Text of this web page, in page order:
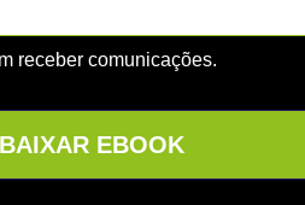
receber comunicações.
BAIXAR EBOOK